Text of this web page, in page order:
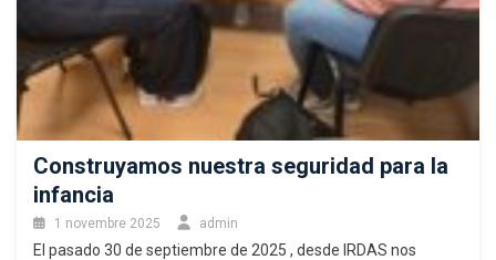
Construyamos nuestra seguridad para la
infancia
1 novembre 2025 admin
El pasado 30 de septiembre de 2025 , desde IRDAS nos